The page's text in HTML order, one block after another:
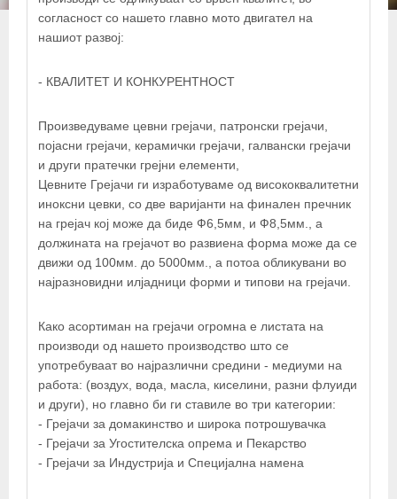
согласност со нашето главно мото двигател на
нашиот развој:
- КВАЛИТЕТ И КОНКУРЕНТНОСТ
Произведуваме цевни грејачи, патронски грејачи,
појасни грејачи, керамички грејачи, галвански грејачи
и други пратечки грејни елементи,
Цевните Грејачи ги изработуваме од висококвалитетни
иноксни цевки, со две варијанти на финален пречник
на грејач кој може да биде Ф6,5мм, и Ф8,5мм., а
должината на грејачот во развиена форма може да се
движи од 100мм. до 5000мм., а потоа обликувани во
најразновидни илјадници форми и типови на грејачи.
Како асортиман на грејачи огромна е листата на
производи од нашето производство што се
употребуваат во најразлични средини - медиуми на
работа: (воздух, вода, масла, киселини, разни флуиди
и други), но главно би ги ставиле во три категории:
- Грејачи за домакинство и широка потрошувачка
- Грејачи за Угостителска опрема и Пекарство
- Грејачи за Индустрија и Специјална намена
+
−